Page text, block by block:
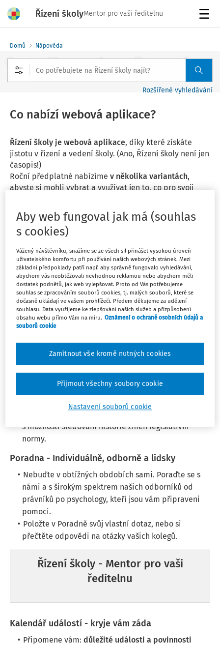
Řízení školyMentor pro vaši ředitelnu
Domů Nápověda
Rozšířené vyhledávání
Co nabízí webová aplikace?
Řízení školy je webová aplikace, díky které získáte
jistotu v řízení a vedení školy. (Ano, Řízení školy není jen
časopis!)
Roční předplatné nabízíme v několika variantách,
abyste si mohli vybrat a využívat jen to, co pro svoji
Podrobné srovnání jednotlivých možností webové
aplikace najdetev nabídce předplatného.
Řízení školy - Když si musíte být jistí
Nástroje, které získáte s webovou
Pracovní situace – přináší řešení pro každou
situaci
Řešení každodenních i raritních situací z vaší praxe
ze všech oblastí řízení a vedení školy.
s možností sledování historie změn legislativní
normy.
Poradna - Individuálně, odborně a lidsky
Nebuďte v obtížných obdobích sami. Poraďte se s
námi a s širokým spektrem našich odborníků od
právníků po psychology, kteří jsou vám připraveni
pomoci.
Položte v Poradně svůj vlastní dotaz, nebo si
přečtěte odpovědi na otázky vašich kolegů.
Řízení školy - Mentor pro vaši
ředitelnu
Kalendář událostí - kryje vám záda
Připomene vám: důležité události a povinnosti
Aby web fungoval jak má (souhlas
s cookies)
Vážený návštěvníku, snažíme se ze všech sil přinášet vysokou úroveň
uživatelského komfortu při používání našich webových stránek. Mezi
základní předpoklady patří např. aby správně fungovalo vyhledávání,
abychom vás neobtěžovali nevhodnou reklamou nebo abychom měli
dostatek podnětů, jak web vylepšovat. Proto od Vás potřebujeme
souhlas se zpracováním souborů cookies, tj. malých souborů, které se
dočasně ukládají ve vašem prohlížeči. Předem děkujeme za udělení
souhlasu. Data využijeme ke zlepšování našich služeb a přizpůsobení
obsahu webu přímo Vám na míru. Oznámení o ochraně osobních údajů a
souborů cookie
Nastavení souborů cookie
Zamítnout vše kromě nutných cookies
Přijmout všechny soubory cookie